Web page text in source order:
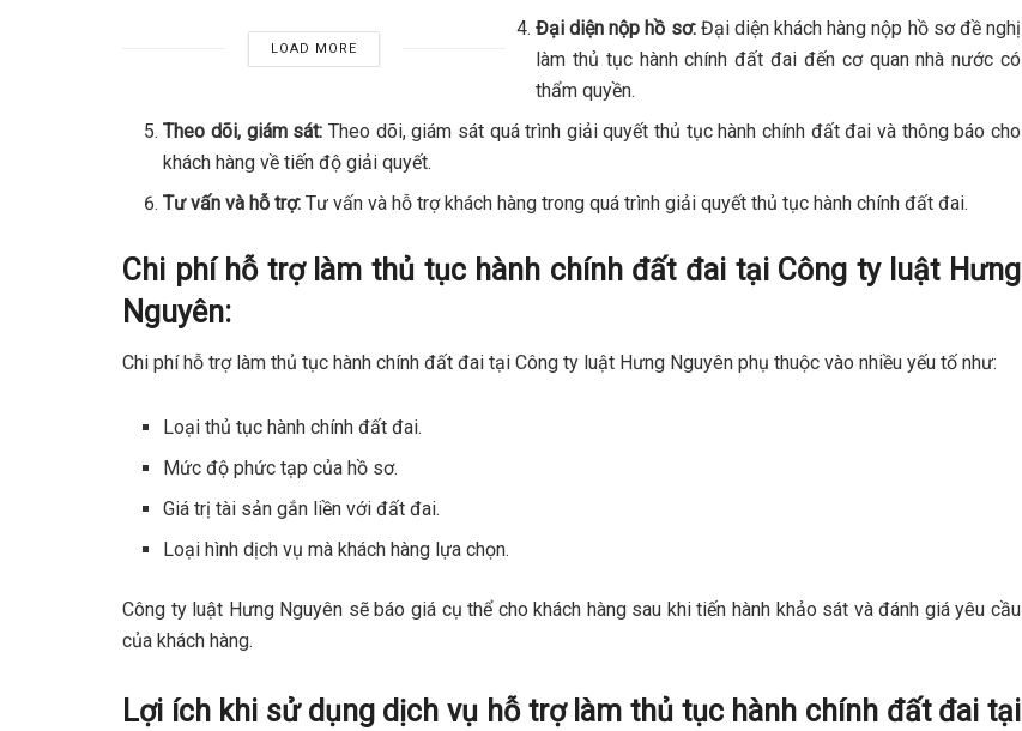
LOAD MORE
Đại diện nộp hồ sơ:Đại diện khách hàng nộp hồ sơ đề nghị
làm thủ tục hành chính đất đai đến cơ quan nhà nước có
thẩm quyền.
Theo dõi, giám sát: Theo dõi, giám sát quá trình giải quyết thủ tục hành chính đất đai và thông báo cho
khách hàng về tiến độ giải quyết.
Tư vấn và hỗ trợ: Tư vấn và hỗ trợ khách hàng trong quá trình giải quyết thủ tục hành chính đất đai.
Chi phí hỗ trợ làm thủ tục hành chính đất đai tại Công ty luật Hưng
Nguyên:
Chi phí hỗ trợ làm thủ tục hành chính đất đai tại Công ty luật Hưng Nguyên phụ thuộc vào nhiều yếu tố như:
Loại thủ tục hành chính đất đai.
Mức độ phức tạp của hồ sơ.
Giá trị tài sản gắn liền với đất đai.
Loại hình dịch vụ mà khách hàng lựa chọn.
Công ty luật Hưng Nguyên sẽ báo giá cụ thể cho khách hàng sau khi tiến hành khảo sát và đánh giá yêu cầu
của khách hàng.
Lợi ích khi sử dụng dịch vụ hỗ trợ làm thủ tục hành chính đất đai tại